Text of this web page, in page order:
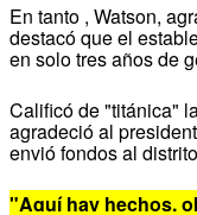
En tanto , Watson,
destacó que el
en solo tres años de
Calificó de "titánica"
agradeció al
envió fondos al
"Aquí hay hechos,